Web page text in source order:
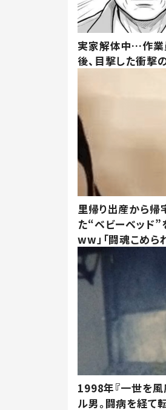
実家解体中…作業
後、目撃した衝撃
里帰り出産から帰
た“ベビーベッド
ww」「闘魂こめら
1998年『一世を風
ル男。闘病を経て